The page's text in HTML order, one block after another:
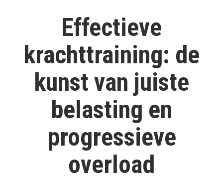
alleen
calorieën
Effectieve
krachttraining: de
kunst van juiste
belasting en
progressieve
overload